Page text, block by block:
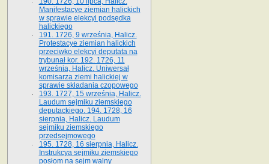
Manifestacye ziemian halickich
w sprawie elekcyi podsędka
halickiego
191. 1726, 9 września, Halicz.
Protestacye ziemian halickich
przeciwko elekcyi deputata na
trybunał kor. 192. 1726, 11
września, Halicz. Uniwersał
komisarza ziemi halickiej w
sprawie składania czopowego
193. 1727, 15 września, Halicz.
Laudum sejmiku ziemskiego
deputackiego. 194. 1728, 16
sierpnia, Halicz. Laudum
sejmiku ziemskiego
przedsejmowego
195. 1728, 16 sierpnia, Halicz.
Instrukcya sejmiku ziemskiego
posłom na sejm walny